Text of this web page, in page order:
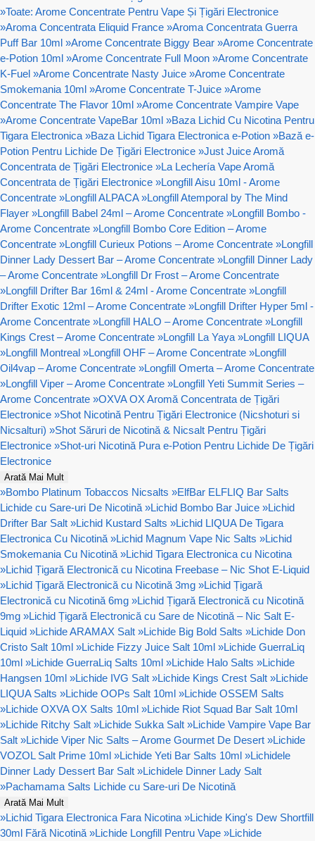
»Toate: Arome Concentrate Pentru Vape Și Țigări Electronice
»Aroma Concentrata Eliquid France »Aroma Concentrata Guerra
Puff Bar 10ml »Arome Concentrate Biggy Bear »Arome Concentrate
e-Potion 10ml »Arome Concentrate Full Moon »Arome Concentrate
K-Fuel »Arome Concentrate Nasty Juice »Arome Concentrate
Smokemania 10ml »Arome Concentrate T-Juice »Arome
Concentrate The Flavor 10ml »Arome Concentrate Vampire Vape
»Arome Concentrate VapeBar 10ml »Baza Lichid Cu Nicotina Pentru
Tigara Electronica »Baza Lichid Tigara Electronica e-Potion »Bază e-
Potion Pentru Lichide De Țigări Electronice »Just Juice Aromă
Concentrata de Țigări Electronice »La Lechería Vape Aromă
Concentrata de Țigări Electronice »Longfill Aisu 10ml - Arome
Concentrate »Longfill ALPACA »Longfill Atemporal by The Mind
Flayer »Longfill Babel 24ml – Arome Concentrate »Longfill Bombo -
Arome Concentrate »Longfill Bombo Core Edition – Arome
Concentrate »Longfill Curieux Potions – Arome Concentrate »Longfill
Dinner Lady Dessert Bar – Arome Concentrate »Longfill Dinner Lady
– Arome Concentrate »Longfill Dr Frost – Arome Concentrate
»Longfill Drifter Bar 16ml & 24ml - Arome Concentrate »Longfill
Drifter Exotic 12ml – Arome Concentrate »Longfill Drifter Hyper 5ml -
Arome Concentrate »Longfill HALO – Arome Concentrate »Longfill
Kings Crest – Arome Concentrate »Longfill La Yaya »Longfill LIQUA
»Longfill Montreal »Longfill OHF – Arome Concentrate »Longfill
Oil4vap – Arome Concentrate »Longfill Omerta – Arome Concentrate
»Longfill Viper – Arome Concentrate »Longfill Yeti Summit Series –
Arome Concentrate »OXVA OX Aromă Concentrata de Țigări
Electronice »Shot Nicotină Pentru Țigări Electronice (Nicshoturi si
Nicsalturi) »Shot Săruri de Nicotină & Nicsalt Pentru Țigări
Electronice »Shot-uri Nicotină Pura e-Potion Pentru Lichide De Țigări
Electronice
Arată Mai Mult
»Bombo Platinum Tobaccos Nicsalts »ElfBar ELFLIQ Bar Salts
Lichide cu Sare-uri De Nicotină »Lichid Bombo Bar Juice »Lichid
Drifter Bar Salt »Lichid Kustard Salts »Lichid LIQUA De Tigara
Electronica Cu Nicotină »Lichid Magnum Vape Nic Salts »Lichid
Smokemania Cu Nicotină »Lichid Tigara Electronica cu Nicotina
»Lichid Țigară Electronică cu Nicotina Freebase – Nic Shot E-Liquid
»Lichid Țigară Electronică cu Nicotină 3mg »Lichid Țigară
Electronică cu Nicotină 6mg »Lichid Țigară Electronică cu Nicotină
9mg »Lichid Țigară Electronică cu Sare de Nicotină – Nic Salt E-
Liquid »Lichide ARAMAX Salt »Lichide Big Bold Salts »Lichide Don
Cristo Salt 10ml »Lichide Fizzy Juice Salt 10ml »Lichide GuerraLiq
10ml »Lichide GuerraLiq Salts 10ml »Lichide Halo Salts »Lichide
Hangsen 10ml »Lichide IVG Salt »Lichide Kings Crest Salt »Lichide
LIQUA Salts »Lichide OOPs Salt 10ml »Lichide OSSEM Salts
»Lichide OXVA OX Salts 10ml »Lichide Riot Squad Bar Salt 10ml
»Lichide Ritchy Salt »Lichide Sukka Salt »Lichide Vampire Vape Bar
Salt »Lichide Viper Nic Salts – Arome Gourmet De Desert »Lichide
VOZOL Salt Prime 10ml »Lichide Yeti Bar Salts 10ml »Lichidele
Dinner Lady Dessert Bar Salt »Lichidele Dinner Lady Salt
»Pachamama Salts Lichide cu Sare-uri De Nicotină
Arată Mai Mult
»Lichid Tigara Electronica Fara Nicotina »Lichide King's Dew Shortfill
30ml Fără Nicotină »Lichide Longfill Pentru Vape »Lichide